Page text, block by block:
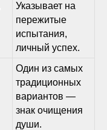
Указывает на
пережитые
испытания,
личный успех.
Один из самых
традиционных
вариантов —
знак очищения
души.